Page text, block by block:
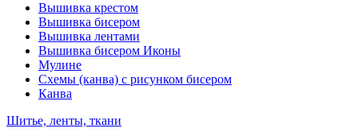
Вышивка крестом
Вышивка бисером
Вышивка лентами
Вышивка бисером Иконы
Мулине
Схемы (канва) с рисунком бисером
Канва
Шитье, ленты, ткани